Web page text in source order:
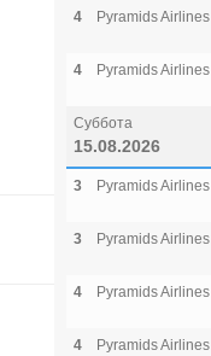
4 Pyramids Airlines
4 Pyramids Airlines
Суббота
15.08.2026
3 Pyramids Airlines
3 Pyramids Airlines
4 Pyramids Airlines
4 Pyramids Airlines